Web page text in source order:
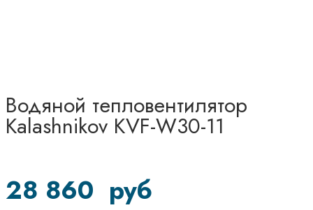
Водяной тепловентилятор
Kalashnikov KVF-W30-11
28 860 руб